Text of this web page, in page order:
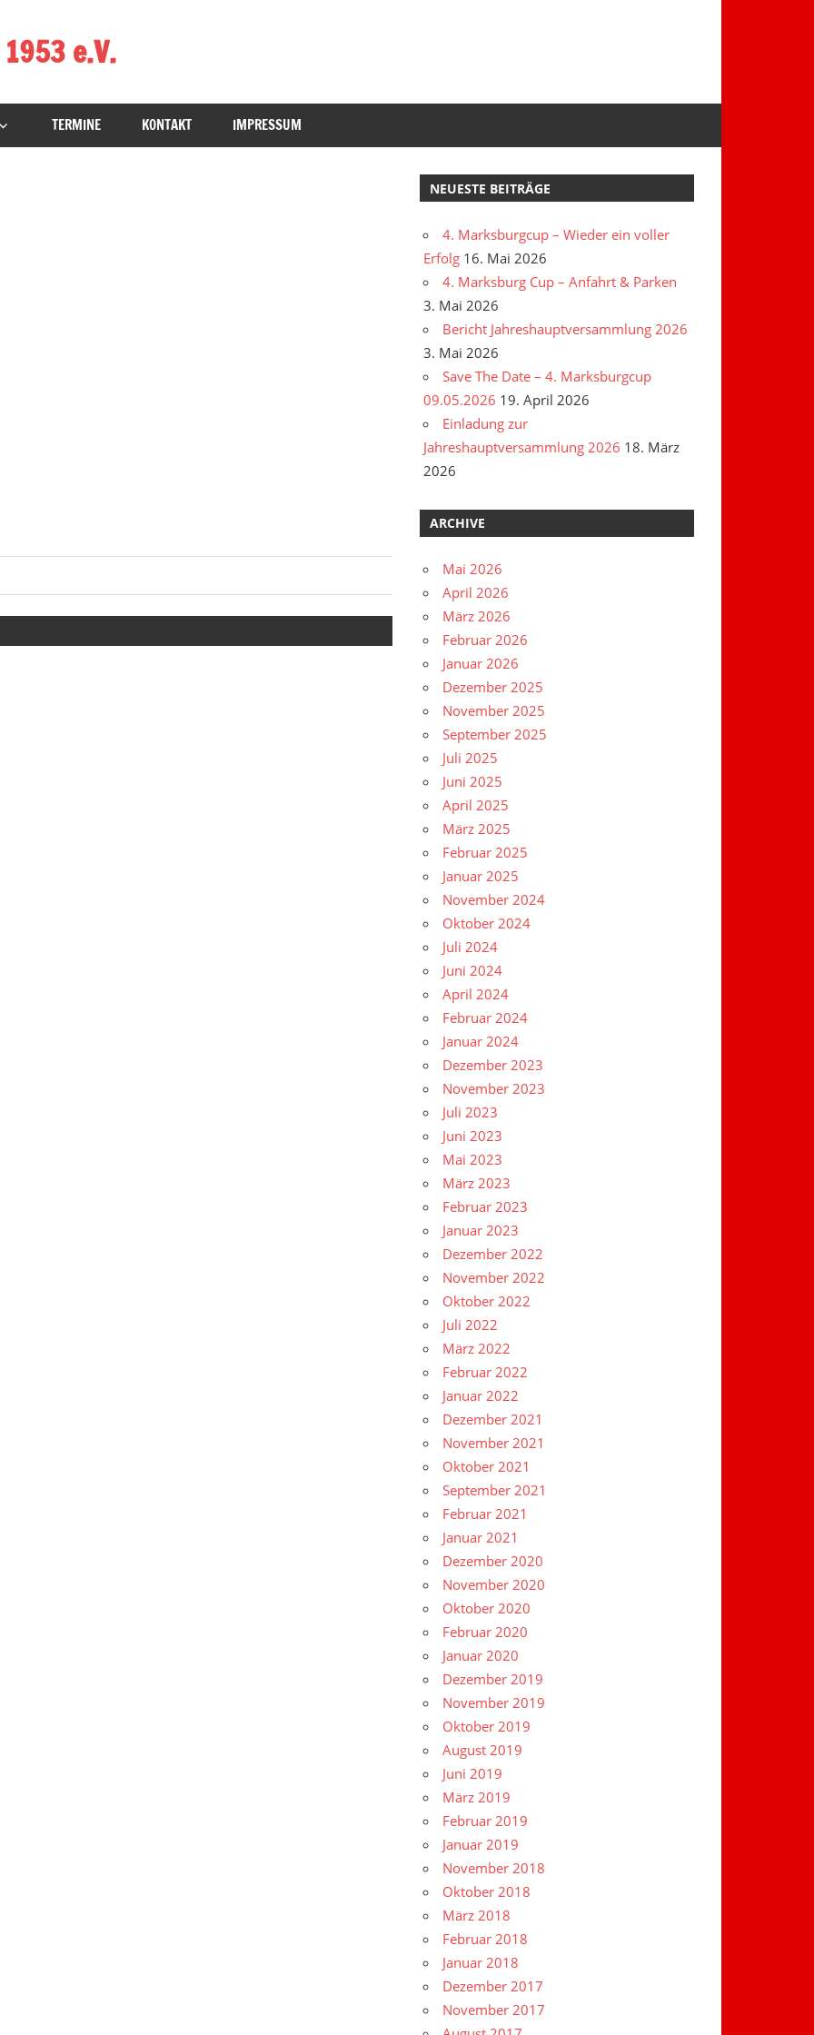
e.V.
TERMINE KONTAKT IMPRESSUM
NEUESTE BEITRÄGE
4. Marksburgcup – Wieder ein voller
Erfolg 16. Mai 2026
4. Marksburg Cup – Anfahrt & Parken
3. Mai 2026
Bericht Jahreshauptversammlung 2026
3. Mai 2026
Save The Date – 4. Marksburgcup
09.05.2026 19. April 2026
Einladung zur
Jahreshauptversammlung 2026 18. März
2026
ARCHIVE
Mai 2026
April 2026
März 2026
Februar 2026
Januar 2026
Dezember 2025
November 2025
September 2025
Juli 2025
Juni 2025
April 2025
März 2025
Februar 2025
Januar 2025
November 2024
Oktober 2024
Juli 2024
Juni 2024
April 2024
Februar 2024
Januar 2024
Dezember 2023
November 2023
Juli 2023
Juni 2023
Mai 2023
März 2023
Februar 2023
Januar 2023
Dezember 2022
November 2022
Oktober 2022
Juli 2022
März 2022
Februar 2022
Januar 2022
Dezember 2021
November 2021
Oktober 2021
September 2021
Februar 2021
Januar 2021
Dezember 2020
November 2020
Oktober 2020
Februar 2020
Januar 2020
Dezember 2019
November 2019
Oktober 2019
August 2019
Juni 2019
März 2019
Februar 2019
Januar 2019
November 2018
Oktober 2018
März 2018
Februar 2018
Januar 2018
Dezember 2017
November 2017